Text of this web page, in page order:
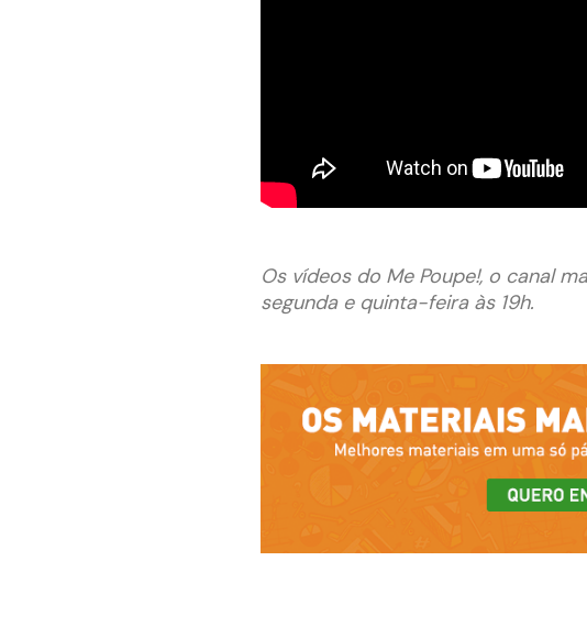
Os vídeos do Me Poupe!, o canal
segunda e quinta-feira às 19h.